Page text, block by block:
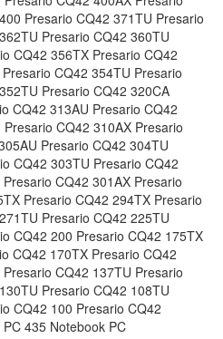
Presario CQ42 371TU Presario
Presario CQ42 360TU
CQ42 356TX Presario CQ42
CQ42 354TU Presario
Presario CQ42 320CA
CQ42 313AU Presario CQ42
CQ42 310AX Presario
Presario CQ42 304TU
CQ42 303TU Presario CQ42
CQ42 301AX Presario
Presario CQ42 294TX Presario
Presario CQ42 225TU
CQ42 200 Presario CQ42 175TX
CQ42 170TX Presario CQ42
CQ42 137TU Presario
Presario CQ42 108TU
CQ42 100 Presario CQ42
435 Notebook PC